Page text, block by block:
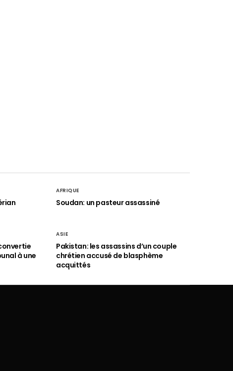
AFRIQUE
Soudan: un pasteur assassiné
à une
ASIE
Pakistan: les assassins d’un couple
chrétien accusé de blasphème
acquittés